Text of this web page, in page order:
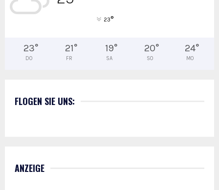
23°
23°
DO
21°
FR
19°
SA
20°
SO
24°
MO
FLOGEN SIE UNS:
ANZEIGE